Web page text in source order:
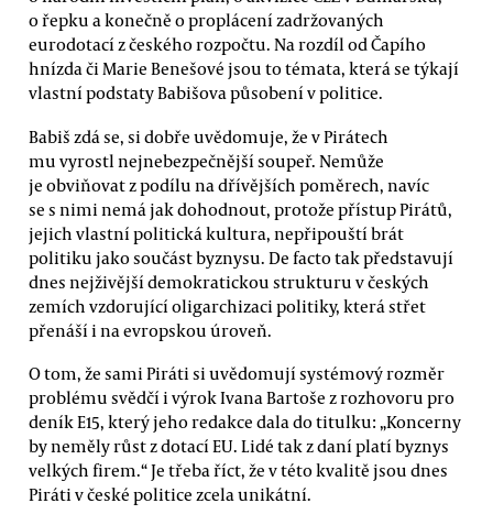
o řepku a konečně o proplácení zadržovaných
eurodotací z českého rozpočtu. Na rozdíl od Čapího
hnízda či Marie Benešové jsou to témata, která se týkají
vlastní podstaty Babišova působení v politice.
Babiš zdá se, si dobře uvědomuje, že v Pirátech
mu vyrostl nejnebezpečnější soupeř. Nemůže
je obviňovat z podílu na dřívějších poměrech, navíc
se s nimi nemá jak dohodnout, protože přístup Pirátů,
jejich vlastní politická kultura, nepřipouští brát
politiku jako součást byznysu. De facto tak představují
dnes nejživější demokratickou strukturu v českých
zemích vzdorující oligarchizaci politiky, která střet
přenáší i na evropskou úroveň.
O tom, že sami Piráti si uvědomují systémový rozměr
problému svědčí i výrok Ivana Bartoše z rozhovoru pro
deník E15, který jeho redakce dala do titulku: „Koncerny
by neměly růst z dotací EU. Lidé tak z daní platí byznys
velkých firem.“ Je třeba říct, že v této kvalitě jsou dnes
Piráti v české politice zcela unikátní.